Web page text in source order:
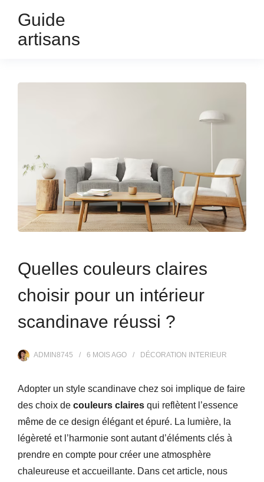
Guide
artisans
Quelles couleurs claires
choisir pour un intérieur
scandinave réussi ?
ADMIN8745 6 MOISAGO DÉCORATION INTERIEUR
Adopter un style scandinave chez soi implique de faire
des choix de couleurs claires qui reflètent l’essence
même de ce design élégant et épuré. La lumière, la
légèreté et l’harmonie sont autant d’éléments clés à
prendre en compte pour créer une atmosphère
chaleureuse et accueillante. Dans cet article, nous